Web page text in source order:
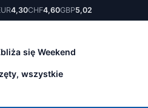
4,30CHF4,60GBP5,02
się Weekend
wszystkie